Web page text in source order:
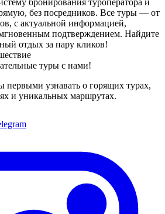
без посредников. Все туры — от
с актуальной информацией,
подтверждением. Найдите
отдых за пару кликов!
туры с нами!
первыми узнавать о горящих турах,
и уникальных маршрутах.